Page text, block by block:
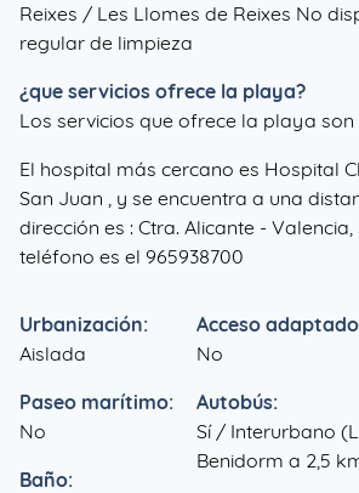
Reixes / Les Llomes de Reixes No
regular de limpieza
¿que servicios ofrece la playa?
Los servicios que ofrece la playa son
El hospital más cercano es Hospital
San Juan , y se encuentra a una
dirección es : Ctra. Alicante -
teléfono es el 965938700
Urbanización:
Aislada
Paseo marítimo:
No
Baño:
Acceso
No
Autobús:
Sí / Interurbano
Benidorm a 2,5